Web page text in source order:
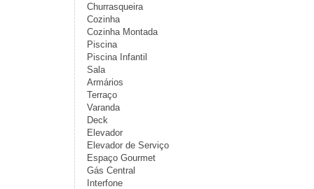
Churrasqueira
Cozinha
Cozinha Montada
Piscina
Piscina Infantil
Sala
Armários
Terraço
Varanda
Deck
Elevador
Elevador de Serviço
Espaço Gourmet
Gás Central
Interfone